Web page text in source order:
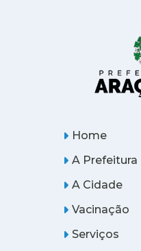
Home
A Prefeitura
A Cidade
Vacinação
Serviços